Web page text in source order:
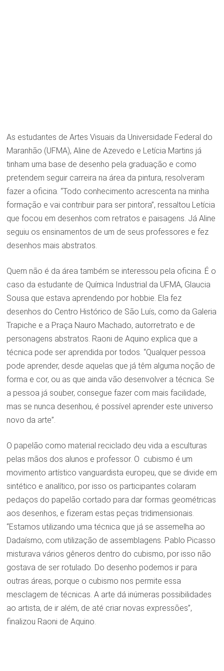
As estudantes de Artes Visuais da Universidade Federal do
Maranhão (UFMA), Aline de Azevedo e Letícia Martins já
tinham uma base de desenho pela graduação e como
pretendem seguir carreira na área da pintura, resolveram
fazer a oficina. “Todo conhecimento acrescenta na minha
formação e vai contribuir para ser pintora”, ressaltou Letícia
que focou em desenhos com retratos e paisagens. Já Aline
seguiu os ensinamentos de um de seus professores e fez
desenhos mais abstratos.
Quem não é da área também se interessou pela oficina. É o
caso da estudante de Química Industrial da UFMA, Glaucia
Sousa que estava aprendendo por hobbie. Ela fez
desenhos do Centro Histórico de São Luís, como da Galeria
Trapiche e a Praça Nauro Machado, autorretrato e de
personagens abstratos. Raoni de Aquino explica que a
técnica pode ser aprendida por todos. “Qualquer pessoa
pode aprender, desde aquelas que já têm alguma noção de
forma e cor, ou as que ainda vão desenvolver a técnica. Se
a pessoa já souber, consegue fazer com mais facilidade,
mas se nunca desenhou, é possível aprender este universo
novo da arte”.
O papelão como material reciclado deu vida a esculturas
pelas mãos dos alunos e professor. O cubismo é um
movimento artístico vanguardista europeu, que se divide em
sintético e analítico, por isso os participantes colaram
pedaços do papelão cortado para dar formas geométricas
aos desenhos, e fizeram estas peças tridimensionais.
“Estamos utilizando uma técnica que já se assemelha ao
Dadaísmo, com utilização de assemblagens. Pablo Picasso
misturava vários gêneros dentro do cubismo, por isso não
gostava de ser rotulado. Do desenho podemos ir para
outras áreas, porque o cubismo nos permite essa
mesclagem de técnicas. A arte dá inúmeras possibilidades
ao artista, de ir além, de até criar novas expressões”,
finalizou Raoni de Aquino.